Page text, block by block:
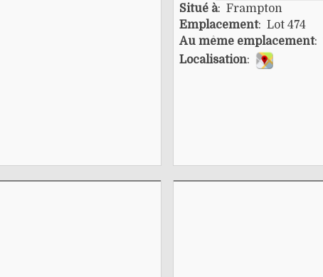
Situé à: Frampton
Emplacement: Lot 474
Au même emplacement:
Localisation: